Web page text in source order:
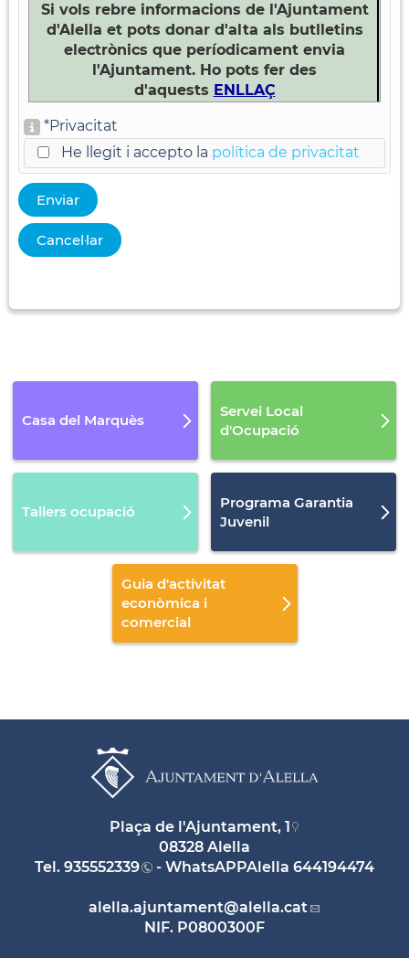
Diplomatures, enginyeries tècniques o
equivalent (*)
Llicenciatures, enginyeries o equivalent (*)
Postgrau - Mestratge - Doctorat (*)
Pel Full municipal
Pel web www.alella.cat
He participat en altres sessions formatives
Altres
Si vols rebre informacions de l'Ajuntament
d'Alella et pots donar d'alta als butlletins
electrònics que períodicament envia
l'Ajuntament. Ho pots fer des
d'aquests ENLLAÇ
*Privacitat
He llegit i accepto la política de privacitat
Casa del Marquès
Servei Local
d'Ocupació
Tallers ocupació
Programa Garantia
Juvenil
Guia d'activitat
econòmica i
comercial
Plaça de l'Ajuntament, 1
08328 Alella
Tel. 935552339 - WhatsAPPAlella 644194474
alella.ajuntament@alella.cat
NIF. P0800300F